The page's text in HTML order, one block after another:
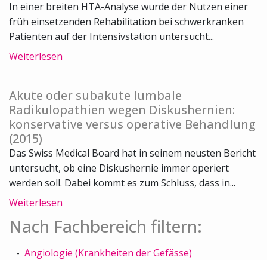
In einer breiten HTA-Analyse wurde der Nutzen einer
früh einsetzenden Rehabilitation bei schwerkranken
Patienten auf der Intensivstation untersucht...
Weiterlesen
Akute oder subakute lumbale
Radikulopathien wegen Diskushernien:
konservative versus operative Behandlung
(2015)
Das Swiss Medical Board hat in seinem neusten Bericht
untersucht, ob eine Diskushernie immer operiert
werden soll. Dabei kommt es zum Schluss, dass in...
Weiterlesen
Nach Fachbereich filtern:
Angiologie (Krankheiten der Gefässe)